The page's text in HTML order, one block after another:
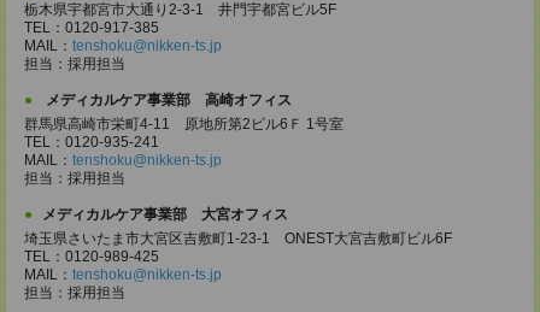
栃木県宇都宮市大通り2-3-1 井門宇都宮ビル5F
TEL：0120-917-385
MAIL： tenshoku@nikken-ts.jp
担当：採用担当
メディカルケア事業部 高崎オフィス
群馬県高崎市栄町4-11 原地所第2ビル6Ｆ 1号室
TEL：0120-935-241
MAIL： tenshoku@nikken-ts.jp
担当：採用担当
メディカルケア事業部 大宮オフィス
埼玉県さいたま市大宮区吉敷町1-23-1 ONEST大宮吉敷町ビル6F
TEL：0120-989-425
MAIL： tenshoku@nikken-ts.jp
担当：採用担当